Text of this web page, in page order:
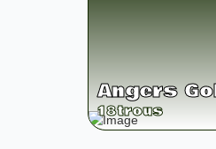
Angers
18trous